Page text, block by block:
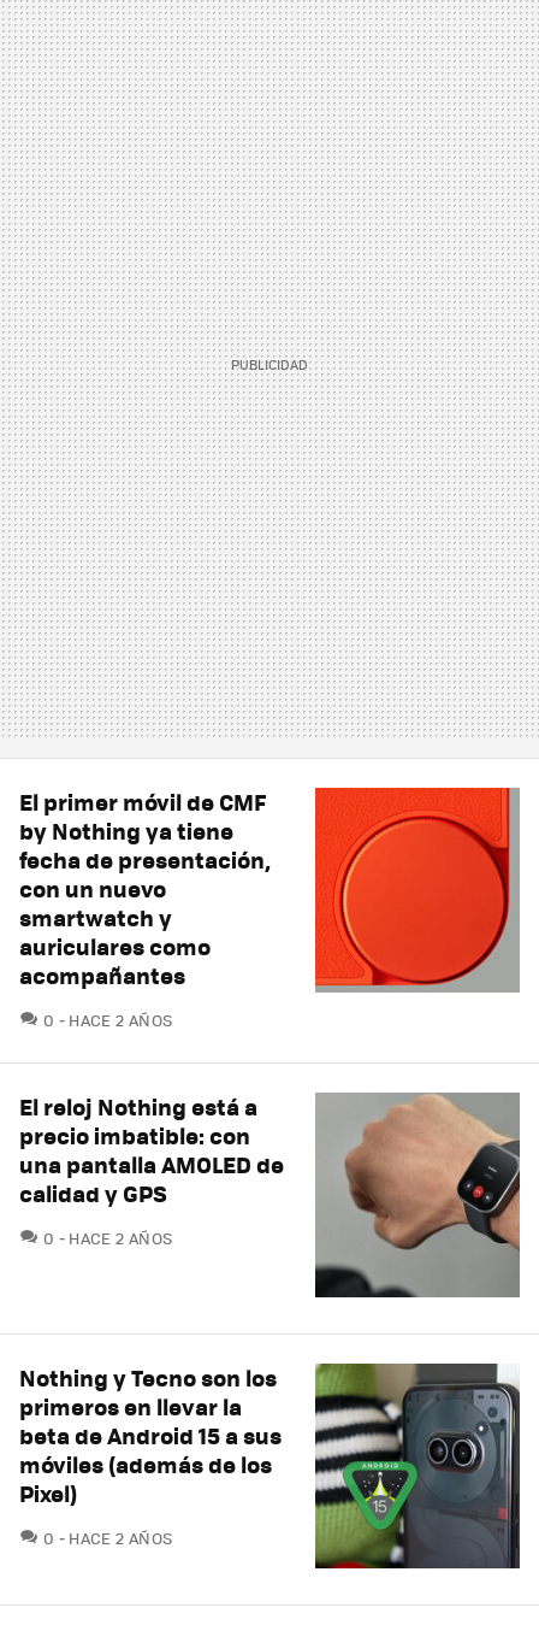
El primer móvil de CMF
by Nothing ya tiene
fecha de presentación,
con un nuevo
smartwatch y
auriculares como
acompañantes
0 COMENTARIOS
HACE 2 AÑOS
El reloj Nothing está a
precio imbatible: con
una pantalla AMOLED de
calidad y GPS
0 COMENTARIOS
HACE 2 AÑOS
Nothing y Tecno son los
primeros en llevar la
beta de Android 15 a sus
móviles (además de los
Pixel)
0 COMENTARIOS
HACE 2 AÑOS